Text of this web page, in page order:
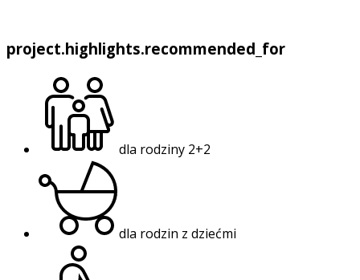
project.highlights.recommended_for
dla rodziny 2+2
dla rodzin z dziećmi